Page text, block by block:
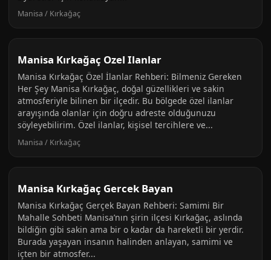
Manisa / Kırkağaç
Manisa Kırkağaç Ozel Ilanlar
Manisa Kırkağaç Özel İlanlar Rehberi: Bilmeniz Gereken
Her Şey Manisa Kırkağaç, doğal güzellikleri ve sakin
atmosferiyle bilinen bir ilçedir. Bu bölgede özel ilanlar
arayışında olanlar için doğru adreste olduğunuzu
söyleyebilirim. Özel ilanlar, kişisel tercihlere ve...
Manisa / Kırkağaç
Manisa Kırkağaç Gercek Bayan
Manisa Kırkağaç Gerçek Bayan Rehberi: Samimi Bir
Mahalle Sohbeti Manisa’nın şirin ilçesi Kırkağaç, aslında
bildiğin gibi sakin ama bir o kadar da hareketli bir yerdir.
Burada yaşayan insanın halinden anlayan, samimi ve
içten bir atmosfer...